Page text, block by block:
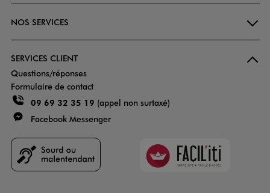
NOS SERVICES
SERVICES CLIENT
Questions/réponses
Formulaire de contact
09 69 32 35 19 (appel non surtaxé)
Facebook Messenger
Faciliti